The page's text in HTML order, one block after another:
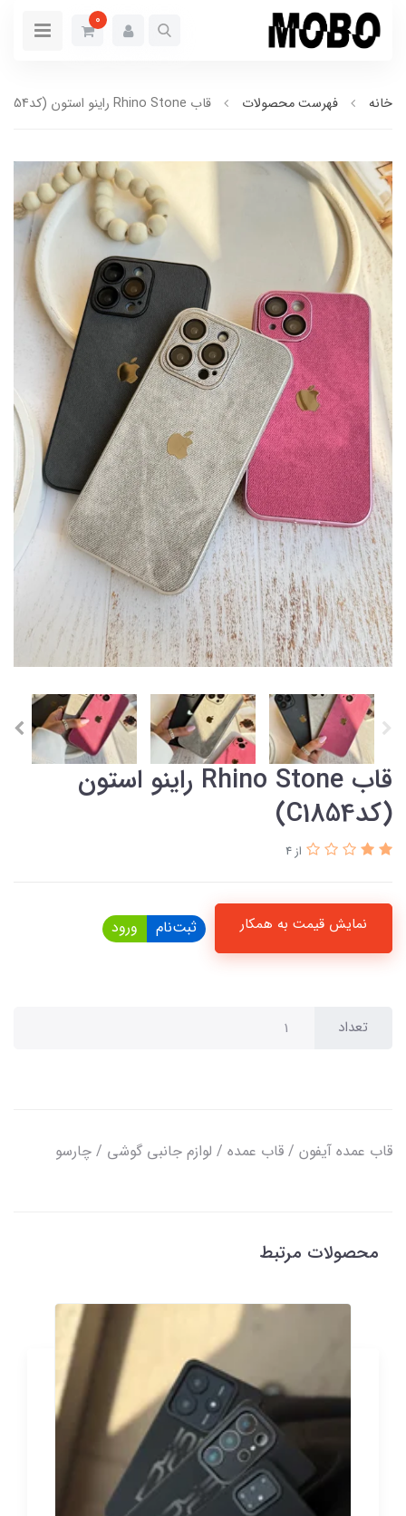
0
خانه فهرست محصولات قاب Rhino Stone راینو استون (کدC1854)
قاب Rhino Stone راینو استون
(کدC1854)
از 4
نمایش قیمت به همکار ثبت‌نام ورود
تعداد
قاب عمده آیفون / قاب عمده / لوازم جانبی گوشی / چارسو
محصولات مرتبط